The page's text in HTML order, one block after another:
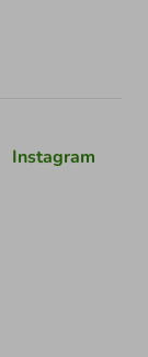
Instagram